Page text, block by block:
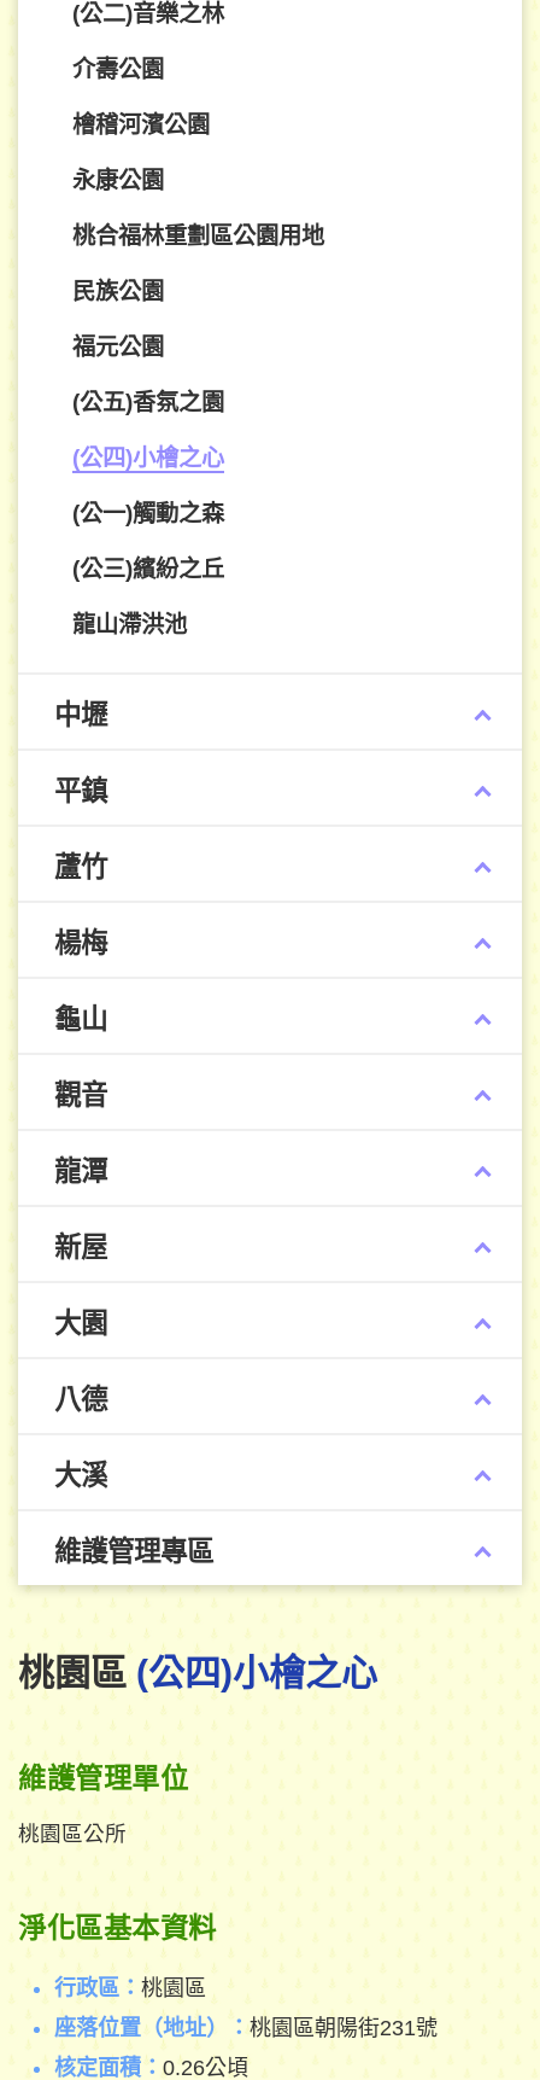
(公二)音樂之林
介壽公園
檜稽河濱公園
永康公園
桃合福林重劃區公園用地
民族公園
福元公園
(公五)香氛之園
(公四)小檜之心
(公一)觸動之森
(公三)繽紛之丘
龍山滯洪池
中壢
平鎮
蘆竹
楊梅
龜山
觀音
龍潭
新屋
大園
八德
大溪
維護管理專區
桃園區(公四)小檜之心
維護管理單位
桃園區公所
淨化區基本資料
行政區： 桃園區
座落位置（地址）：桃園區朝陽街231號
核定面積： 0.26公頃